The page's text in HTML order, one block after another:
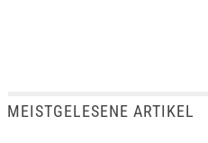
MEISTGELESENE ARTIKEL